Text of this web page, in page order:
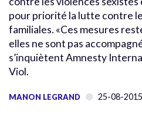
pour priorité la lutte contre
familiales. «Ces mesures
elles ne sont pas
s’inquiètent Amnesty
Viol.
MANON LEGRAND 25-08-2015